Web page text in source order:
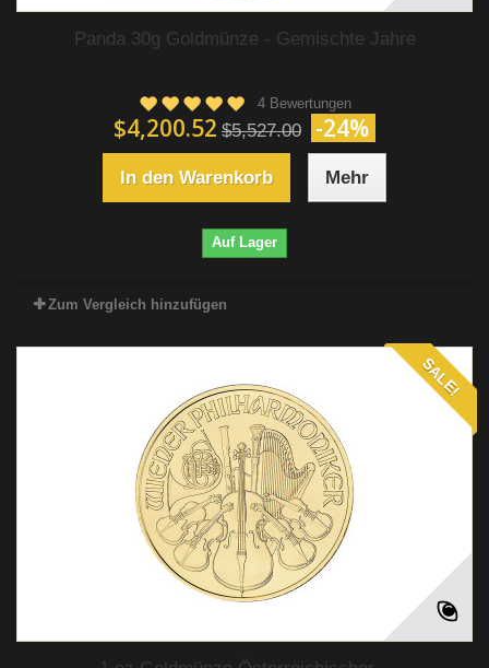
Panda 30g Goldmünze - Gemischte Jahre
4 Bewertungen
$4,200.52 $5,527.00 -24%
In den Warenkorb Mehr
Auf Lager
Zum Vergleich hinzufügen
SALE!